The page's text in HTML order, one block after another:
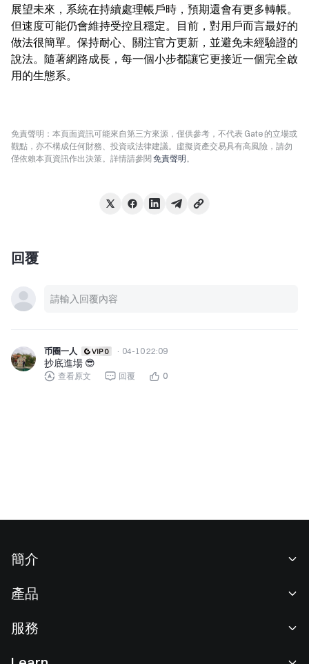
展望未來，系統在持續處理帳戶時，預期還會有更多轉帳。
但速度可能仍會維持受控且穩定。目前，對用戶而言最好的
做法很簡單。保持耐心、關注官方更新，並避免未經驗證的
說法。隨著網路成長，每一個小步都讓它更接近一個完全啟
用的生態系。
免責聲明：本頁面資訊可能來自第三方來源，僅供參考，不代表 Gate 的立場或
觀點，亦不構成任何財務、投資或法律建議。虛擬資產交易具有高風險，請勿
僅依賴本頁資訊作出決策。詳情請參閱 免責聲明。
回覆
币圈一人 · 04-10 22:09
抄底進場 😎
查看原文 回覆 0
簡介
新聞中心
產品
服務